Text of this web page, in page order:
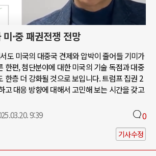
·중 패권전쟁 전망
도 미국의 대중국 견제와 압박이 줄어들 기미가
한편, 첨단분야에 대한 미국의 기술 독점과 대중
한층 더 강화될 것으로 보입니다. 트럼프 집권 2
고 대응 방향에 대해서 고민해 보는 시간을 갖고
9:39 0
기사수정